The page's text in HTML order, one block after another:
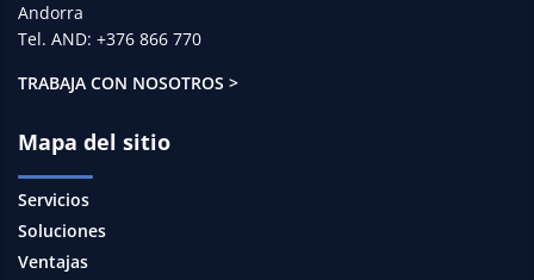
Andorra
Tel. AND: +376 866 770
TRABAJA CON NOSOTROS >
Mapa del sitio
Servicios
Soluciones
Ventajas